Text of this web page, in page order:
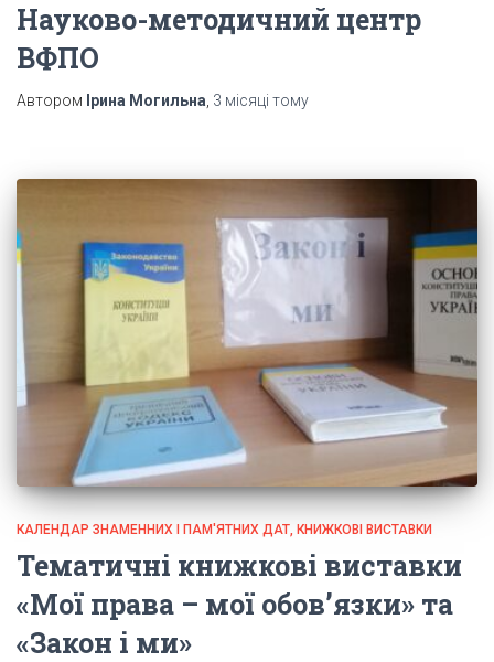
Науково-методичний центр
ВФПО
Автором Ірина Могильна 3 місяці тому
КАЛЕНДАР ЗНАМЕННИХ І ПАМ'ЯТНИХ ДАТ, КНИЖКОВІ ВИСТАВКИ
Тематичні книжкові виставки
«Мої права – мої обов’язки» та
«Закон і ми»